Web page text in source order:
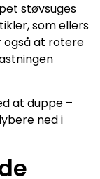
støvsuges
som ellers
også at rotere
at duppe –
ned i